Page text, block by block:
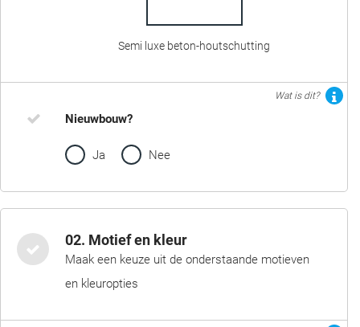
Semi luxe beton-houtschutting
Wat is dit?
Nieuwbouw?
Ja Nee
02. Motief en kleur
Maak een keuze uit de onderstaande motieven
en kleuropties